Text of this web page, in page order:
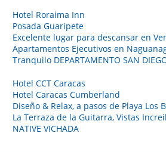
Hotel Roraima Inn
Posada Guaripete
Excelente lugar para descansar en
Apartamentos Ejecutivos en
Tranquilo DEPARTAMENTO SAN
Hotel CCT Caracas
Hotel Caracas Cumberland
Diseño & Relax, a pasos de Playa Los
La Terraza de la Guitarra, Vistas
NATIVE VICHADA